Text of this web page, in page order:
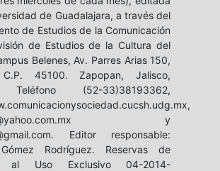
de Guadalajara, a través del
de Estudios de la Comunicación
de Estudios de la Cultura del
Belenes, Av. Parres Arias 150,
C.P. 45100. Zapopan, Jalisco,
Teléfono (52-33)38193362,
y
Editor responsable:
Rodríguez. Reservas de
al Uso Exclusivo 04-2014-